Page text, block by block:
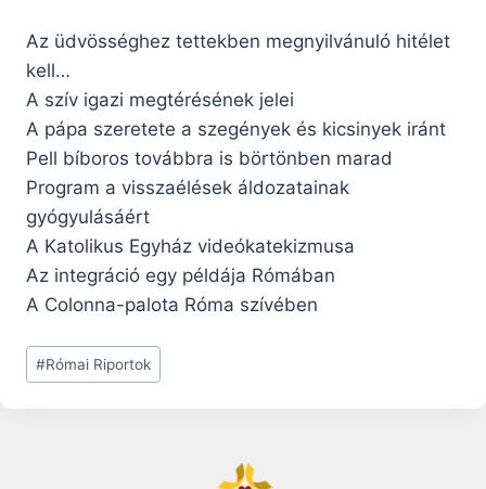
Az üdvösséghez tettekben megnyilvánuló hitélet
kell…
A szív igazi megtérésének jelei
A pápa szeretete a szegények és kicsinyek iránt
Pell bíboros továbbra is börtönben marad
Program a visszaélések áldozatainak
gyógyulásáért
A Katolikus Egyház videókatekizmusa
Az integráció egy példája Rómában
A Colonna-palota Róma szívében
Post
Tags:
#Római Riportok